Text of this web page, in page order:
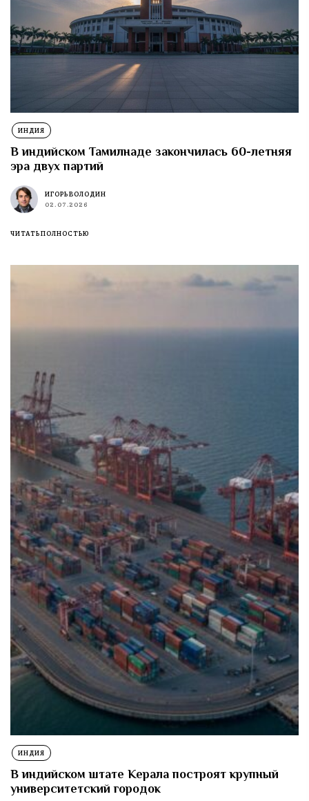
ИНДИЯ
В индийском Тамилнаде закончилась 60-летняя
эра двух партий
ИГОРЬ ВОЛОДИН
02.07.2026
ЧИТАТЬ ПОЛНОСТЬЮ
ИНДИЯ
В индийском штате Керала построят крупный
университетский городок